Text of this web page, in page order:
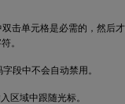
击单元格是必需的，然后
。
段中不会自动禁用。
区域中跟随光标。